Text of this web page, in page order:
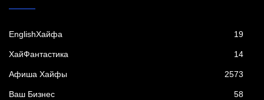
EnglishХайфа 19
XайФантастика 14
Афиша Хайфы 2573
Ваш Бизнес 58